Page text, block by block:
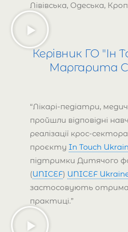
Лівівська, Одеська,
Керівник ГО "Ін
Маргарита
“Лікарі-педіатри,
пройшли відповідні
реалізації крос-
проєкту In Touch
підтримки Дитячого
(UNICEF) UNICEF
застосовують
практиці.”